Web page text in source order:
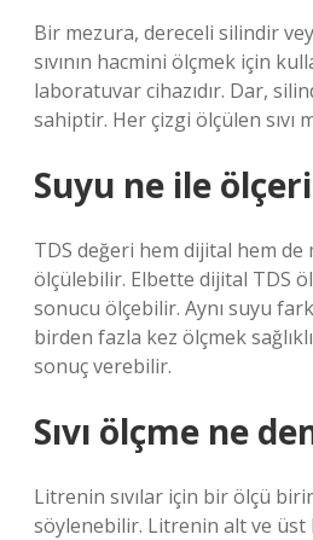
Bir mezura, dereceli silindir
sıvının hacmini ölçmek için
laboratuvar cihazıdır. Dar,
sahiptir. Her çizgi ölçülen sıvı
Suyu ne ile
TDS değeri hem dijital hem de
ölçülebilir. Elbette dijital TDS
sonucu ölçebilir. Aynı suyu
birden fazla kez ölçmek
sonuç verebilir.
Sıvı ölçme ne
Litrenin sıvılar için bir ölçü
söylenebilir. Litrenin alt ve üst